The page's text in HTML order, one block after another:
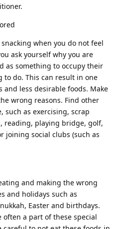
when you do not feel
ask yourself why you are
as something to occupy their
to do. This can result in one
and less desirable foods. Make
wrong reasons. Find other
such as exercising, scrap
reading, playing bridge, golf,
joining social clubs (such as
and making the wrong
and holidays such as
Easter and birthdays.
a part of these special